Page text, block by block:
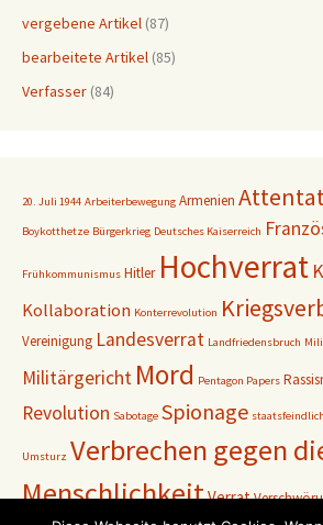
vergebene Artikel (87)
bearbeitete Artikel (85)
Verfasser (84)
20. Juli 1944 Arbeiterbewegung Armenien
Boykotthetze Bürgerkrieg Deutsches Kaiserreich
Frühkommunismus Hitler Hochverrat
Kollaboration Konterrevolution
Vereinigung Landesverrat Landfriedensbruch
Militärgericht Mord Pentagon Papers
Revolution Sabotage Spionage
Umsturz Verbrechen gegen
MenschlichkeitVerrat